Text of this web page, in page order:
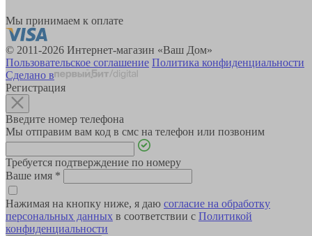
Мы принимаем к оплате
© 2011-2026 Интернет-магазин «Ваш Дом»
Пользовательское соглашение Политика конфиденциальности
Сделано в
Регистрация
Введите номер телефона
Мы отправим вам код в смс на телефон или позвоним
Требуется подтверждение по номеру
Ваше имя *
Нажимая на кнопку ниже, я даю согласие на обработку
персональных данных в соответствии с Политикой
конфиденциальности